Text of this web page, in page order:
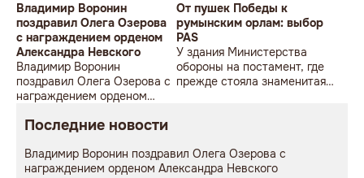
Владимир Воронин
поздравил Олега Озерова
с награждением орденом
Александра Невского
Владимир Воронин
поздравил Олега Озерова с
награждением орденом
От пушек Победы к
румынским орлам: выбор
PAS
У здания Министерства
обороны на постамент, где
прежде стояла знаменитая
Последние новости
Владимир Воронин поздравил Олега Озерова с
награждением орденом Александра Невского